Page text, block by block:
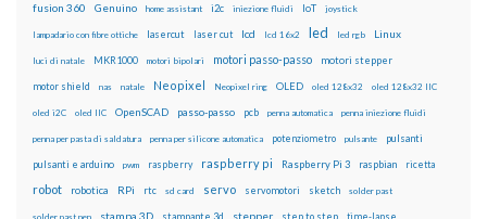
fusion 360 Genuino home assistant i2c iniezione fluidi IoT joystick
lampadario con fibre ottiche lasercut laser cut lcd lcd 16x2 led led rgb Linux
luci di natale MKR1000 motori bipolari motori passo-passo motori stepper
motor shield nas natale Neopixel Neopixel ring OLED oled 128x32 oled 128x32 IIC
oled i2C oled IIC OpenSCAD passo-passo pcb penna automatica penna iniezione fluidi
penna per pasta di saldatura penna per silicone automatica potenziometro pulsante pulsanti
pulsanti e arduino pwm raspberry raspberry pi Raspberry Pi 3 raspbian ricetta
robot robotica RPi rtc sd card servo servomotori sketch solder past
stampa 3D stampante 3d stepper step to step